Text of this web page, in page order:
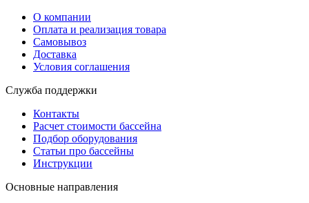
О компании
Оплата и реализация товара
Самовывоз
Доставка
Условия соглашения
Служба поддержки
Контакты
Расчет стоимости бассейна
Подбор оборудования
Статьи про бассейны
Инструкции
Основные направления